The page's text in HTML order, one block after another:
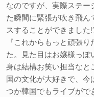
なのですが、実際ステ
た瞬間に緊張が吹き飛
スすることができました
『これからもっと頑張
た。見た目はお嬢様っぽ
身は結構お笑い担当なと
国の文化が大好きで、
つか韓国でもライブがで